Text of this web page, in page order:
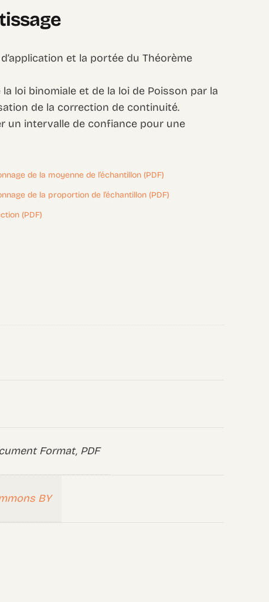
et la portée du Théorème
loi binomiale et de la loi de Poisson par la
de la correction de continuité.
un intervalle de confiance pour une
de la moyenne de l’échantillon (PDF)
de la proportion de l’échantillon (PDF)
(PDF)
Format, PDF
BY